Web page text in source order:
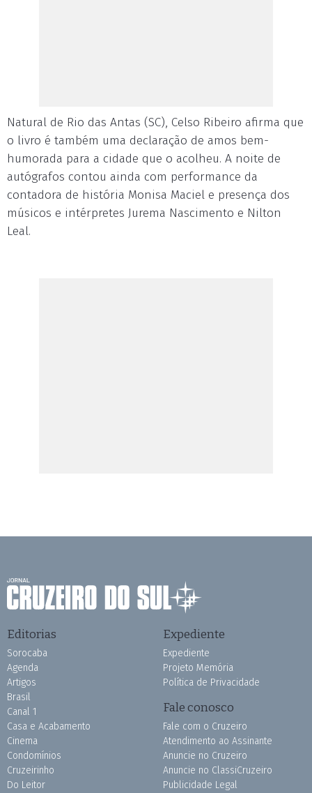
Natural de Rio das Antas (SC), Celso Ribeiro afirma que
o livro é também uma declaração de amos bem-
humorada para a cidade que o acolheu. A noite de
autógrafos contou ainda com performance da
contadora de história Monisa Maciel e presença dos
músicos e intérpretes Jurema Nascimento e Nilton
Leal.
Editorias
Sorocaba
Agenda
Artigos
Brasil
Canal 1
Casa e Acabamento
Cinema
Condomínios
Cruzeirinho
Do Leitor
Expediente
Expediente
Projeto Memória
Política de Privacidade
Fale conosco
Fale com o Cruzeiro
Atendimento ao Assinante
Anuncie no Cruzeiro
Anuncie no ClassiCruzeiro
Publicidade Legal